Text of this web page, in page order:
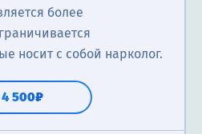
более
носит с собой нарколог.
4 500₽